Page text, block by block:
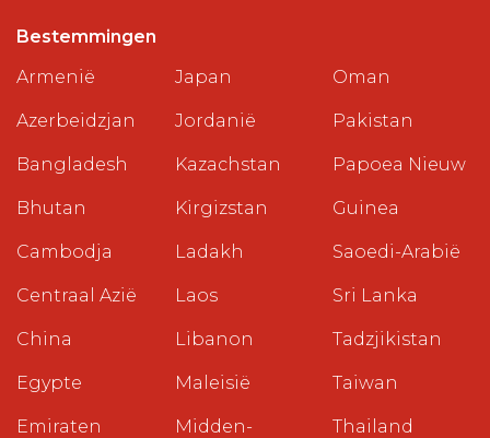
Bestemmingen
Armenië
Azerbeidzjan
Bangladesh
Bhutan
Cambodja
Centraal Azië
China
Egypte
Emiraten
Japan
Jordanië
Kazachstan
Kirgizstan
Ladakh
Laos
Libanon
Maleisië
Midden-
Oman
Pakistan
Papoea Nieuw
Guinea
Saoedi-Arabië
Sri Lanka
Tadzjikistan
Taiwan
Thailand